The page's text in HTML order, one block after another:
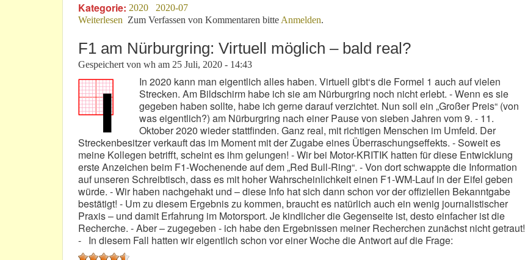
Kategorie: 2020
2020-07
Weiterlesen über Aktuell: Touri-Fahrten nach Corona-Vorschriften!
Zum Verfassen von Kommentaren bitte Anmelden.
F1 am Nürburgring: Virtuell möglich – bald real?
Gespeichert von wh am 25 Juli, 2020 - 14:43
In 2020 kann man eigentlich alles haben. Virtuell gibt‘s die Formel 1 auch auf vielen
Strecken. Am Bildschirm habe ich sie am Nürburgring noch nicht erlebt. - Wenn es sie
gegeben haben sollte, habe ich gerne darauf verzichtet. Nun soll ein „Großer Preis“ (von
was eigentlich?) am Nürburgring nach einer Pause von sieben Jahren vom 9. - 11.
Oktober 2020 wieder stattfinden. Ganz real, mit richtigen Menschen im Umfeld. Der
Streckenbesitzer verkauft das im Moment mit der Zugabe eines Überraschungseffekts. - Soweit es
meine Kollegen betrifft, scheint es ihm gelungen! - Wir bei Motor-KRITIK hatten für diese Entwicklung
erste Anzeichen beim F1-Wochenende auf dem „Red Bull-Ring“. - Von dort schwappte die Information
auf unseren Schreibtisch, dass es mit hoher Wahrscheinlichkeit einen F1-WM-Lauf in der Eifel geben
würde. - Wir haben nachgehakt und – diese Info hat sich dann schon vor der offiziellen Bekanntgabe
bestätigt! - Um zu diesem Ergebnis zu kommen, braucht es natürlich auch ein wenig journalistischer
Praxis – und damit Erfahrung im Motorsport. Je kindlicher die Gegenseite ist, desto einfacher ist die
Recherche. - Aber – zugegeben - ich habe den Ergebnissen meiner Recherchen zunächst nicht getraut!
- In diesem Fall hatten wir eigentlich schon vor einer Woche die Antwort auf die Frage: